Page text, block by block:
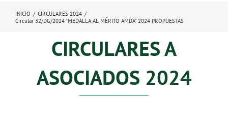
INICIO / CIRCULARES 2024 /
Circular 32/DG/2024 ”MEDALLA AL MÉRITO AMDA” 2024 PROPUESTAS
CIRCULARES A
ASOCIADOS 2024